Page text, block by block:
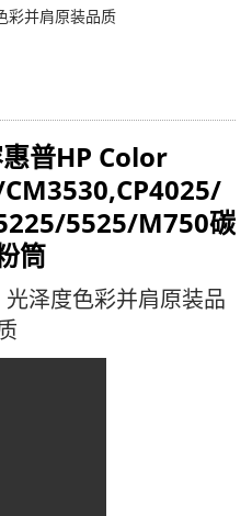
彩并肩原装品质
惠普HP Color
5525/M750碳
筒
泽度色彩并肩原装品